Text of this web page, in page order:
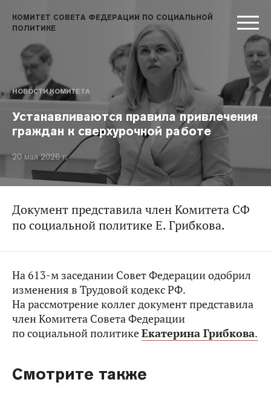
КОМИТЕТ СОВЕТА ФЕДЕРАЦИИ ПО СОЦИАЛЬНОЙ
ПОЛИТИКЕ
НОВОСТИ КОМИТЕТА
Устанавливаются правила привлечения
граждан к сверхурочной работе
20 мая 2026 г.
Документ представила член Комитета СФ
по социальной политике Е. Грибкова.
На 613-м заседании Совет Федерации одобрил
изменения в Трудовой кодекс РФ.
На рассмотрение коллег документ представила
член Комитета Совета Федерации
по социальной политикеЕкатерина Грибкова.
Смотрите также